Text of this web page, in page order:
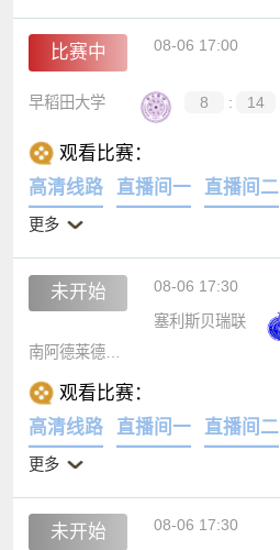
比赛中 08-06 17:00
早稻田大学
8 : 14
观看比赛：
高清线路
直播间一 直播间二
更多
未开始 08-06 17:30
塞利斯贝瑞联
南阿德莱德黑豹
观看比赛：
高清线路
直播间一 直播间二
更多
未开始 08-06 17:30